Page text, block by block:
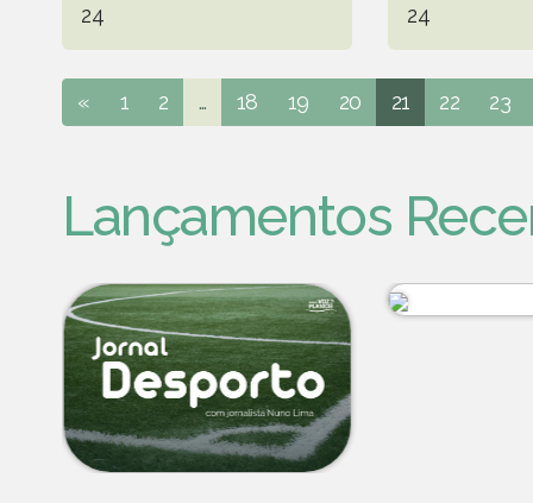
24
24
« 1 2 ... 18 19 20 21 22 23
Lançamentos